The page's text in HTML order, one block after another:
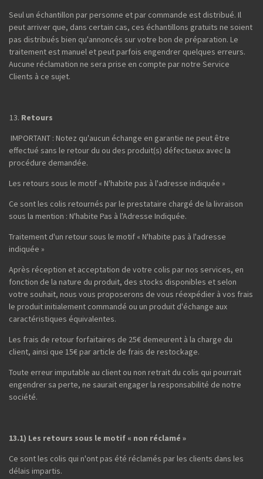
Seul un échantillon par personne et par commande est distribué. Il
peut arriver que, dans certain cas, ces échantillons gratuits ne soient
pas distribués bien qu'annoncés sur votre bon de préparation. Le
traitement est manuel et peut parfois engendrer quelques erreurs.
Aucune réclamation ne sera prise en compte par notre Service
Clients à ce sujet.
Retours
IMPORTANT : Notez qu'aucun échange en garantie ne peut être
effectué sans le retour du ou des produit(s) défectueux avec la
procédure demandée.
Les retours sous le motif « N'habite pas à l'adresse indiquée »
Ce sont les colis retournés par le prestataire chargé de la livraison
sous la mention : N'habite Pas à l'Adresse Indiquée.
Traitement d'un retour sous le motif « N'habite pas à l'adresse
indiquée »
Après réception et acceptation de votre colis par nos services, en
fonction de la nature du produit, des stocks disponibles et selon
votre souhait, nous vous proposerons de vous réexpédier à vos frais
le produit initialement commandé ou un produit d'échange aux
caractéristiques équivalentes.
Les frais de retour forfaitaires de 25€ demeurent à la charge du
client, ainsi que 15€ par article de frais de restockage.
Toute erreur imputable au client ou non retrait du colis qui pourrait
engendrer sa perte, ne saurait engager la responsabilité de notre
société.
13.1) Les retours sous le motif « non réclamé »
Ce sont les colis qui n'ont pas été réclamés par les clients dans les
délais impartis.